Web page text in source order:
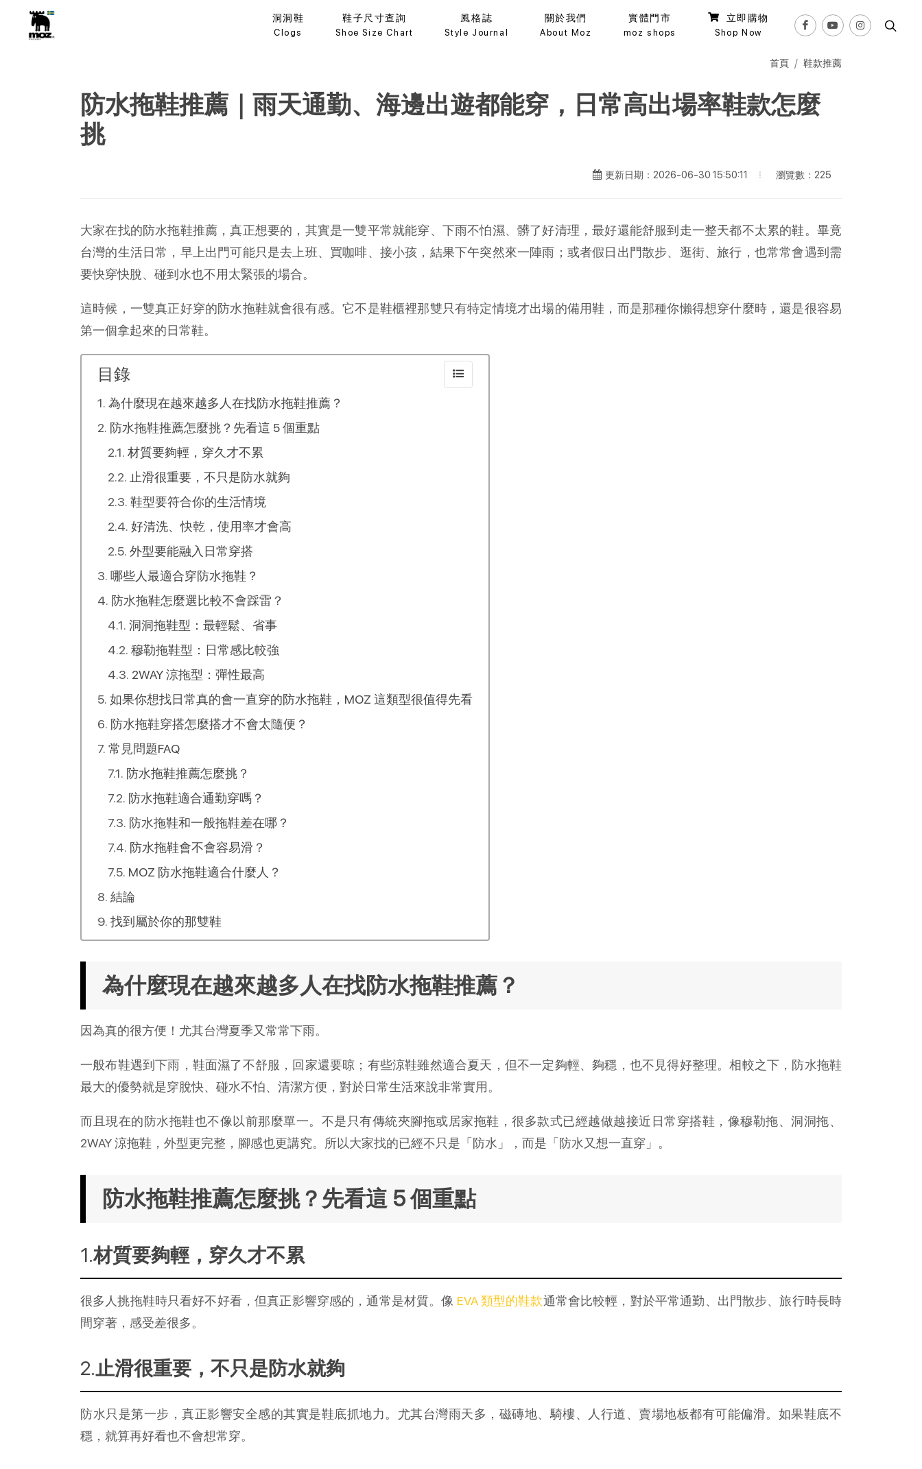
洞洞鞋
Clogs
鞋子尺寸查詢
Shoe Size Chart
風格誌
Style Journal
關於我們
About Moz
實體門市
moz shops
立即購物
Shop Now
首頁 鞋款推薦
防水拖鞋推薦｜雨天通勤、海邊出遊都能穿，日常高出場率鞋款怎麼
挑
更新日期：2026-06-30 15:50:11 瀏覽數：225
大家在找的防水拖鞋推薦，真正想要的，其實是一雙平常就能穿、下雨不怕濕、髒了好清理，最好還能舒服到走一整天都不太累的鞋。畢竟
台灣的生活日常，早上出門可能只是去上班、買咖啡、接小孩，結果下午突然來一陣雨；或者假日出門散步、逛街、旅行，也常常會遇到需
要快穿快脫、碰到水也不用太緊張的場合。
這時候，一雙真正好穿的防水拖鞋就會很有感。它不是鞋櫃裡那雙只有特定情境才出場的備用鞋，而是那種你懶得想穿什麼時，還是很容易
第一個拿起來的日常鞋。
目錄
為什麼現在越來越多人在找防水拖鞋推薦？
防水拖鞋推薦怎麼挑？先看這 5 個重點
材質要夠輕，穿久才不累
止滑很重要，不只是防水就夠
鞋型要符合你的生活情境
好清洗、快乾，使用率才會高
外型要能融入日常穿搭
哪些人最適合穿防水拖鞋？
防水拖鞋怎麼選比較不會踩雷？
洞洞拖鞋型：最輕鬆、省事
穆勒拖鞋型：日常感比較強
2WAY 涼拖型：彈性最高
如果你想找日常真的會一直穿的防水拖鞋，MOZ 這類型很值得先看
防水拖鞋穿搭怎麼搭才不會太隨便？
常見問題FAQ
防水拖鞋推薦怎麼挑？
防水拖鞋適合通勤穿嗎？
防水拖鞋和一般拖鞋差在哪？
防水拖鞋會不會容易滑？
MOZ 防水拖鞋適合什麼人？
結論
找到屬於你的那雙鞋
為什麼現在越來越多人在找防水拖鞋推薦？
因為真的很方便！尤其台灣夏季又常常下雨。
一般布鞋遇到下雨，鞋面濕了不舒服，回家還要晾；有些涼鞋雖然適合夏天，但不一定夠輕、夠穩，也不見得好整理。相較之下，防水拖鞋
最大的優勢就是穿脫快、碰水不怕、清潔方便，對於日常生活來說非常實用。
而且現在的防水拖鞋也不像以前那麼單一。不是只有傳統夾腳拖或居家拖鞋，很多款式已經越做越接近日常穿搭鞋，像穆勒拖、洞洞拖、
2WAY 涼拖鞋，外型更完整，腳感也更講究。所以大家找的已經不只是「防水」，而是「防水又想一直穿」。
防水拖鞋推薦怎麼挑？先看這 5 個重點
材質要夠輕，穿久才不累
很多人挑拖鞋時只看好不好看，但真正影響穿感的，通常是材質。像 EVA 類型的鞋款通常會比較輕，對於平常通勤、出門散步、旅行時長時
間穿著，感受差很多。
止滑很重要，不只是防水就夠
防水只是第一步，真正影響安全感的其實是鞋底抓地力。尤其台灣雨天多，磁磚地、騎樓、人行道、賣場地板都有可能偏滑。如果鞋底不
穩，就算再好看也不會想常穿。